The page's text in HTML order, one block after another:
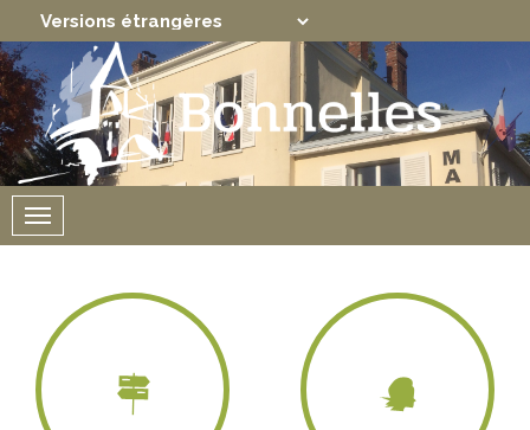
Powered by Translate
Menu